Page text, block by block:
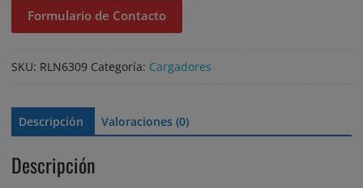
$263.845.$211.076.
Formulario de Contacto
SKU: RLN6309 Categoría: Cargadores
Descripción Valoraciones (0)
Descripción